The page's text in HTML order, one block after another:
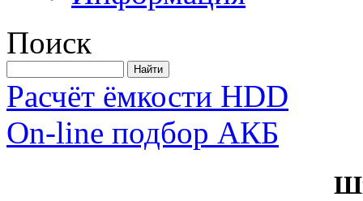
Поиск
Расчёт ёмкости HDD
On-line подбор АКБ